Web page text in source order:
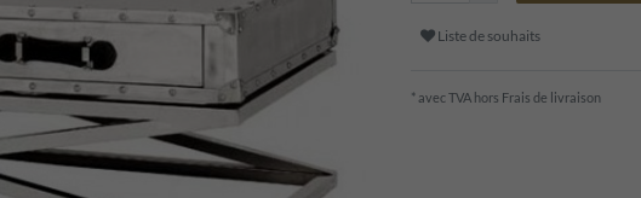
Liste de souhaits
* avec TVA hors Frais de livraison